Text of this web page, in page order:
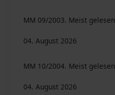
MM 09/2003. Meist gelesen
04. August 2026
MM 10/2004. Meist gelesen
04. August 2026